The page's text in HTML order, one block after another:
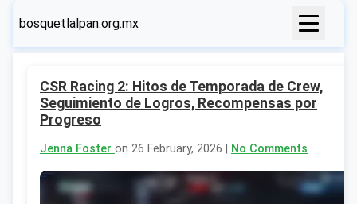
bosquetlalpan.org.mx
CSR Racing 2: Hitos de Temporada de Crew,
Seguimiento de Logros, Recompensas por
Progreso
Jenna Foster on 26 February, 2026 | No Comments